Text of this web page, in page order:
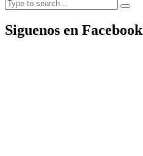
Siguenos en Facebook